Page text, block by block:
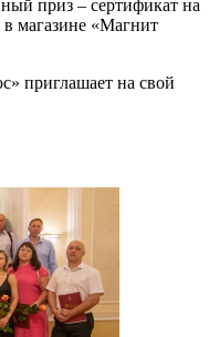
приз – сертификат на
магазине «Магнит
приглашает на свой